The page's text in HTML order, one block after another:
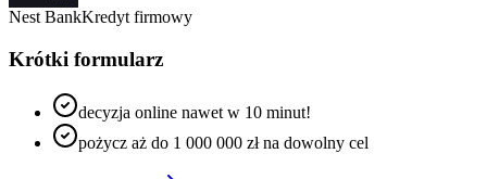
Nest BankKredyt firmowy
Krótki formularz
decyzja online nawet w 10 minut!
pożycz aż do 1 000 000 zł na dowolny cel